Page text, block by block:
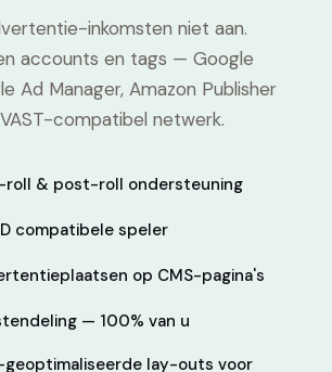
inkomsten niet aan.
accounts en tags — Google
Ad Manager, Amazon Publisher
compatibel netwerk.
roll & post-roll ondersteuning
compatibele speler
op CMS-pagina's
— 100% van u
lay-outs voor